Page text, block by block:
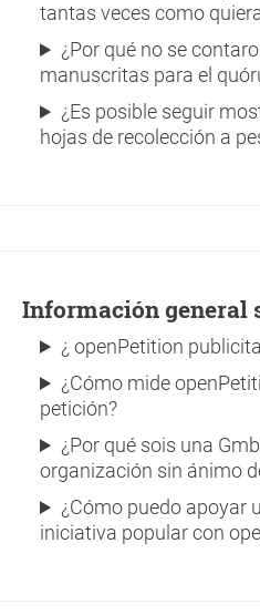
tantas veces como
¿Por qué no se
manuscritas para el
¿Es posible seguir
hojas de recolección a
Información general
¿ openPetition
¿Cómo mide
petición?
¿Por qué sois una
organización sin ánimo
¿Cómo puedo apoyar
iniciativa popular con